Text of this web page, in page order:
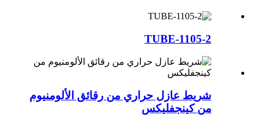
TUBE-1105-2
شريط عازل حراري من رقائق الألومنيوم
من كينجفليكس